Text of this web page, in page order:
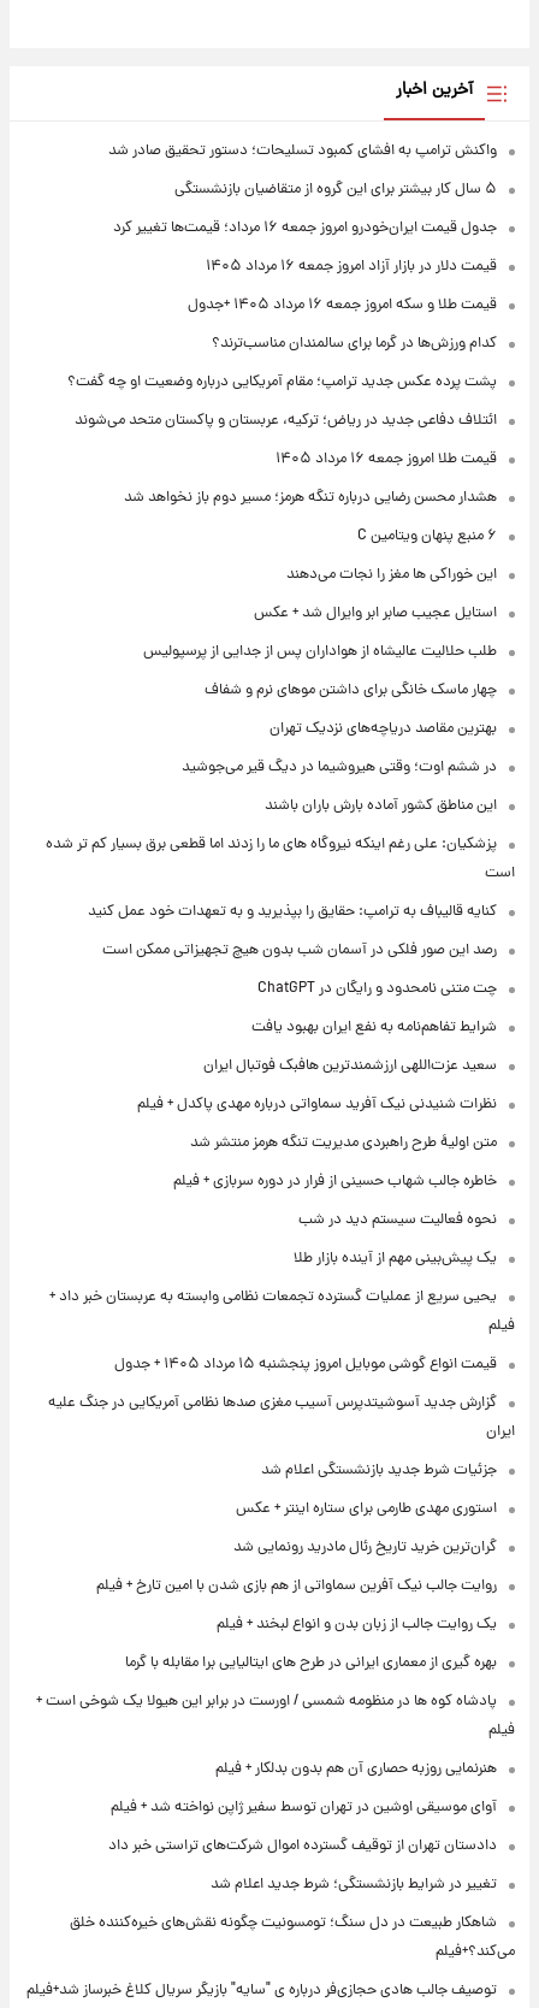
آخرین اخبار
واکنش ترامپ به افشای کمبود تسلیحات؛ دستور تحقیق صادر شد
۵ سال کار بیشتر برای این گروه از متقاضیان بازنشستگی
جدول قیمت ایران‌خودرو امروز جمعه ۱۶ مرداد؛ قیمت‌ها تغییر کرد
قیمت دلار در بازار آزاد امروز جمعه ۱۶ مرداد ۱۴۰۵
قیمت طلا و سکه امروز جمعه ۱۶ مرداد ۱۴۰۵ +جدول
کدام ورزش‌ها در گرما برای سالمندان مناسب‌ترند؟
پشت پرده عکس جدید ترامپ؛ مقام آمریکایی درباره وضعیت او چه گفت؟
ائتلاف دفاعی جدید در ریاض؛ ترکیه، عربستان و پاکستان متحد می‌شوند
قیمت طلا امروز جمعه ۱۶ مرداد ۱۴۰۵
هشدار محسن رضایی درباره تنگه هرمز؛ مسیر دوم باز نخواهد شد
۶ منبع پنهان ویتامین C
این خوراکی ها مغز را نجات می‌دهند
استایل عجیب صابر ابر وایرال شد + عکس
طلب حلالیت عالیشاه از هواداران پس از جدایی از پرسپولیس
چهار ماسک خانگی برای داشتن موهای نرم و شفاف
بهترین مقاصد دریاچه‌های نزدیک تهران
در ششم اوت؛ وقتی هیروشیما در دیگ قیر می‌جوشید
این مناطق کشور آماده بارش باران باشند
پزشکیان: علی رغم اینکه نیروگاه های ما را زدند اما قطعی برق بسیار کم تر شده
است
کنایه قالیباف به ترامپ: حقایق را بپذیرید و به تعهدات خود عمل کنید
رصد این صور فلکی در آسمان شب بدون هیچ تجهیزاتی ممکن است
چت متنی نامحدود و رایگان در ChatGPT
شرایط تفاهم‌نامه به نفع ایران بهبود یافت
سعید عزت‌اللهی ارزشمندترین هافبک فوتبال ایران
نظرات شنیدنی نیک آفرید سماواتی درباره مهدی پاکدل + فیلم
متن اولیۀ طرح راهبردی مدیریت تنگه هرمز منتشر شد
خاطره جالب شهاب حسینی از فرار در دوره سربازی + فیلم
نحوه فعالیت سیستم دید در شب
یک پیش‌بینی مهم از آینده بازار طلا
یحیی سریع از عملیات گسترده تجمعات نظامی وابسته به عربستان خبر داد +
فیلم
قیمت انواع گوشی موبایل امروز پنجشنبه ۱۵ مرداد ۱۴۰۵ + جدول
گزارش جدید آسوشیتدپرس آسیب مغزی صدها نظامی آمریکایی در جنگ علیه
ایران
جزئیات شرط جدید بازنشستگی اعلام شد
استوری مهدی طارمی برای ستاره اینتر + عکس
گران‌ترین خرید تاریخ رئال مادرید رونمایی شد
روایت جالب نیک آفرین سماواتی از هم بازی شدن با امین تارخ + فیلم
یک روایت جالب از زبان بدن و انواع لبخند + فیلم
بهره گیری از معماری ایرانی در طرح های ایتالیایی برا مقابله با گرما
پادشاه کوه ها در منظومه شمسی / اورست در برابر این هیولا یک شوخی است +
فیلم
هنرنمایی روزبه حصاری آن هم بدون بدلکار + فیلم
آوای موسیقی اوشین در تهران توسط سفیر ژاپن نواخته شد + فیلم
دادستان تهران از توقیف گسترده اموال شرکت‌های تراستی خبر داد
تغییر در شرایط بازنشستگی؛ شرط جدید اعلام شد
شاهکار طبیعت در دل سنگ؛ تومسونیت چگونه نقش‌های خیره‌کننده خلق
می‌کند؟+فیلم
توصیف جالب هادی حجازی‌فر درباره ی "سایه" بازیگر سریال کلاغ خبرساز شد+فیلم